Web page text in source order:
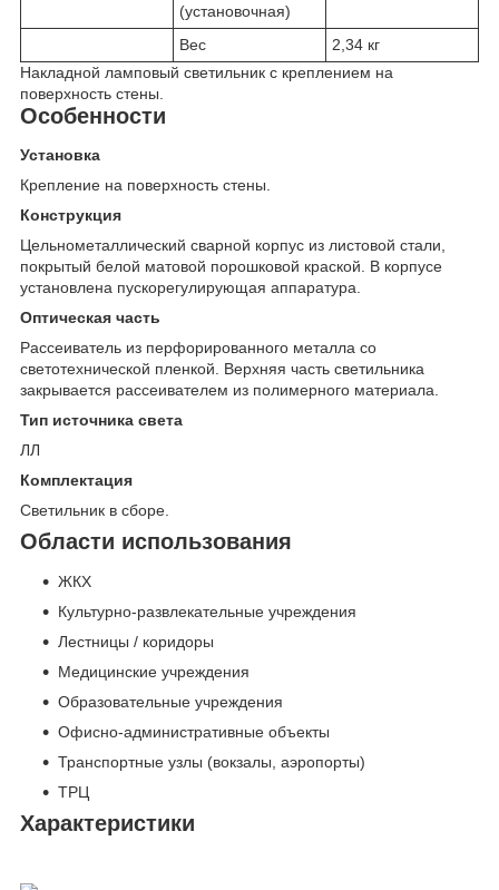
(установочная)
Вес
2,34 кг
Накладной ламповый светильник с креплением на
поверхность стены.
Особенности
Установка
Крепление на поверхность стены.
Конструкция
Цельнометаллический сварной корпус из листовой стали,
покрытый белой матовой порошковой краской. В корпусе
установлена пускорегулирующая аппаратура.
Оптическая часть
Рассеиватель из перфорированного металла со
светотехнической пленкой. Верхняя часть светильника
закрывается рассеивателем из полимерного материала.
Тип источника света
ЛЛ
Комплектация
Светильник в сборе.
Области использования
ЖКХ
Культурно-развлекательные учреждения
Лестницы / коридоры
Медицинские учреждения
Образовательные учреждения
Офисно-административные объекты
Транспортные узлы (вокзалы, аэропорты)
ТРЦ
Характеристики